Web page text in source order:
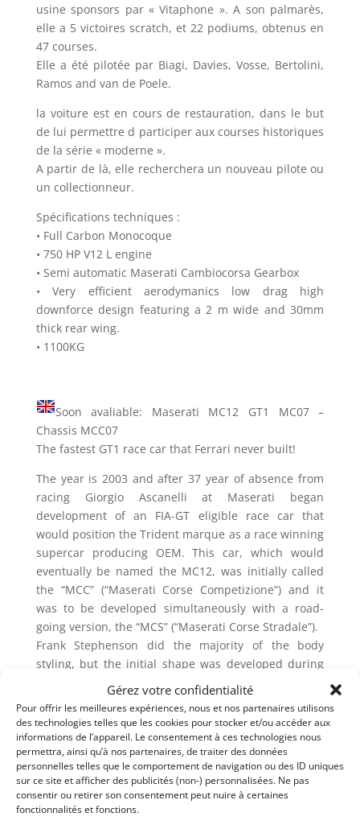
Gérez votre confidentialité
Pour offrir les meilleures expériences, nous et nos partenaires utilisons
des technologies telles que les cookies pour stocker et/ou accéder aux
informations de l’appareil. Le consentement à ces technologies nous
permettra, ainsi qu’à nos partenaires, de traiter des données
personnelles telles que le comportement de navigation ou des ID uniques
sur ce site et afficher des publicités (non-) personnalisées. Ne pas
consentir ou retirer son consentement peut nuire à certaines
fonctionnalités et fonctions.
usine sponsors par « Vitaphone ». A son palmarès,
elle a 5 victoires scratch, et 22 podiums, obtenus en
47 courses.
Elle a été pilotée par Biagi, Davies, Vosse, Bertolini,
Ramos and van de Poele.
la voiture est en cours de restauration, dans le but
de lui permettre d participer aux courses historiques
de la série « moderne ».
A partir de là, elle recherchera un nouveau pilote ou
un collectionneur.
Spécifications techniques :
• Full Carbon Monocoque
• 750 HP V12 L engine
• Semi automatic Maserati Cambiocorsa Gearbox
• Very efficient aerodymanics low drag high
downforce design featuring a 2 m wide and 30mm
thick rear wing.
• 1100KG
Soon avaliable: Maserati MC12 GT1 MC07 –
Chassis MCC07
The fastest GT1 race car that Ferrari never built!
The year is 2003 and after 37 year of absence from
racing Giorgio Ascanelli at Maserati began
development of an FIA-GT eligible race car that
would position the Trident marque as a race winning
supercar producing OEM. This car, which would
eventually be named the MC12, was initially called
the “MCC” (“Maserati Corse Competizione”) and it
was to be developed simultaneously with a road-
going version, the “MCS” (“Maserati Corse Stradale”).
Frank Stephenson did the majority of the body
styling, but the initial shape was developed during
wind tunnel testing from an idea had by Giorgetto
Giugaro. Andrea Bertolini served as the chief test
driver throughout development with support from
Michael Shumacher, who frequently tested the MCC
at Fiorano.
During the development process, the MCC name was
set aside after Maserati established the car’s official
name, MC12.